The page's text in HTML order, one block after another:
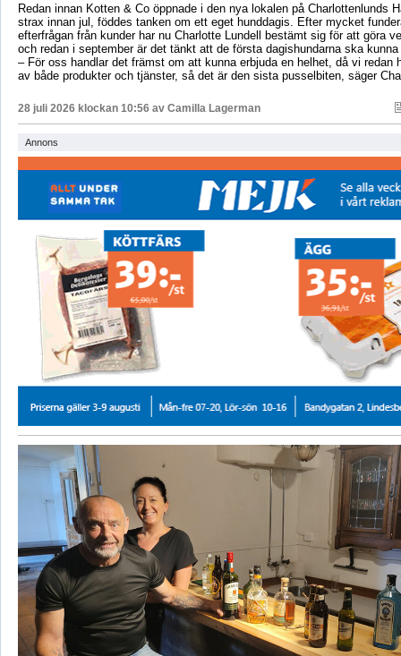
Redan innan Kotten & Co öppnade i den nya lokalen på Charlottenlunds
strax innan jul, föddes tanken om ett eget hunddagis. Efter mycket
efterfrågan från kunder har nu Charlotte Lundell bestämt sig för att göra
och redan i september är det tänkt att de första dagishundarna ska
– För oss handlar det främst om att kunna erbjuda en helhet, då vi redan
av både produkter och tjänster, så det är den sista pusselbiten, säger
28 juli 2026 klockan 10:56 av Camilla Lagerman
Annons